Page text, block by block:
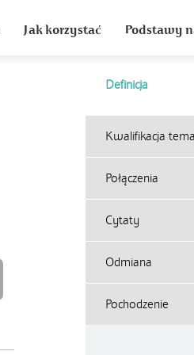
Jak korzystać Podstawy
Definicja
Kwalifikacja
Połączenia
Cytaty
Odmiana
Pochodzenie